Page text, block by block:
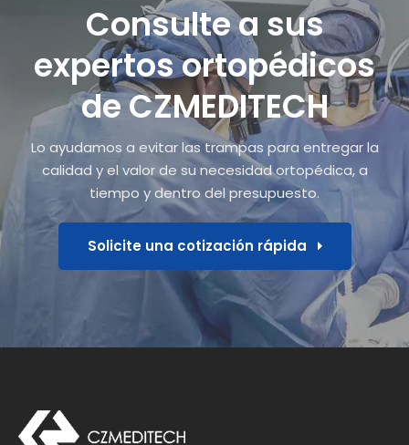
Consulte a sus
expertos ortopédicos
de CZMEDITECH
Lo ayudamos a evitar las trampas para entregar la
calidad y el valor de su necesidad ortopédica, a
tiempo y dentro del presupuesto.
Solicite una cotización rápida